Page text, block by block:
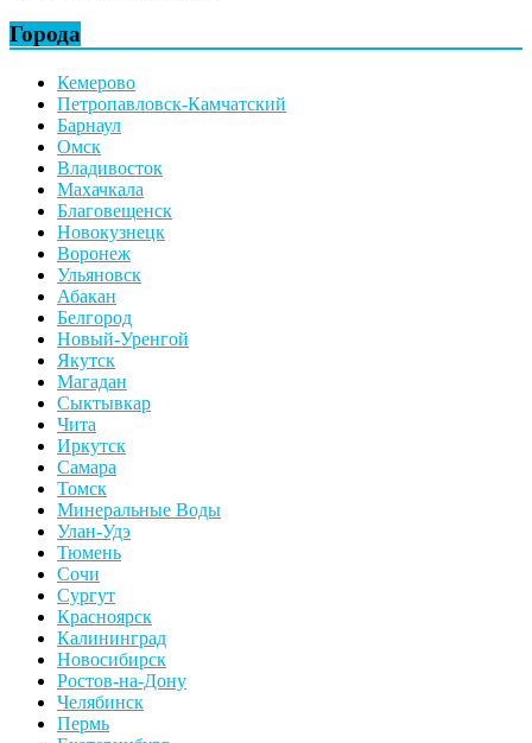
Города
Кемерово
Петропавловск-Камчатский
Барнаул
Омск
Владивосток
Махачкала
Благовещенск
Новокузнецк
Воронеж
Ульяновск
Абакан
Белгород
Новый-Уренгой
Якутск
Магадан
Сыктывкар
Чита
Иркутск
Самара
Томск
Минеральные Воды
Улан-Удэ
Тюмень
Сочи
Сургут
Красноярск
Калининград
Новосибирск
Ростов-на-Дону
Челябинск
Пермь